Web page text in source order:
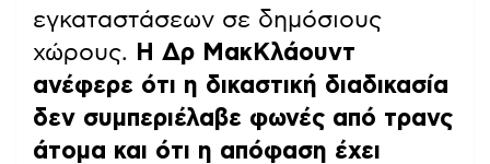
εγκαταστάσεων σε δημόσιους
χώρους.
Η Δρ ΜακΚλάουντ
ανέφερε ότι η δικαστική διαδικασία
δεν συμπεριέλαβε φωνές από τρανς
άτομα και ότι η απόφαση έχει